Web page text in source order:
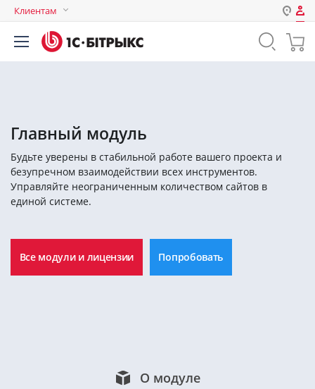
Клиентам
Авторизация
Пароль
Забыли свой пароль?
Главный модуль
Будьте уверены в стабильной работе вашего проекта и
безупречном взаимодействии всех инструментов.
Управляйте неограниченным количеством сайтов в
единой системе.
Все модули и лицензии Попробовать
О модуле